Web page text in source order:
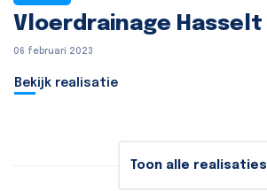
Vloerdrainage Hasselt
06 februari 2023
Bekijk realisatie
Toon alle realisaties